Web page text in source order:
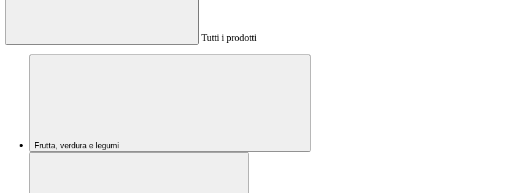
Tutti i prodotti
Frutta, verdura e legumi